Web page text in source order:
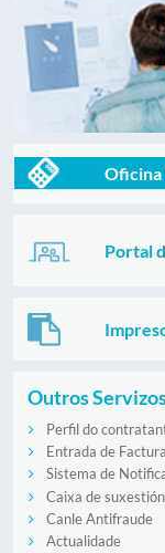
Portal
Outros
Perfil do
Entrada de
Sistema de
Caixa de
Canle Antifraude
Actualidade